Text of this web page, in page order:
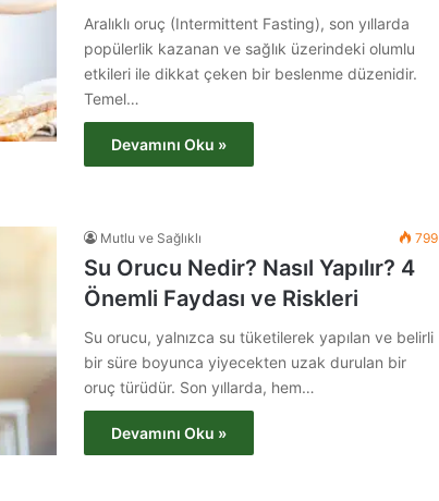
Aralıklı oruç (Intermittent Fasting), son yıllarda
popülerlik kazanan ve sağlık üzerindeki olumlu
etkileri ile dikkat çeken bir beslenme düzenidir.
Temel…
Devamını Oku »
Mutlu ve Sağlıklı 799
Su Orucu Nedir? Nasıl Yapılır? 4
Önemli Faydası ve Riskleri
Su orucu, yalnızca su tüketilerek yapılan ve belirli
bir süre boyunca yiyecekten uzak durulan bir
oruç türüdür. Son yıllarda, hem…
Devamını Oku »